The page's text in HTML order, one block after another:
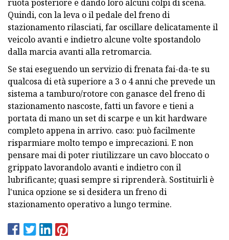
ruota posteriore e dando loro alcuni colpi di scena.
Quindi, con la leva o il pedale del freno di
stazionamento rilasciati, far oscillare delicatamente il
veicolo avanti e indietro alcune volte spostandolo
dalla marcia avanti alla retromarcia.
Se stai eseguendo un servizio di frenata fai-da-te su
qualcosa di età superiore a 3 o 4 anni che prevede un
sistema a tamburo/rotore con ganasce del freno di
stazionamento nascoste, fatti un favore e tieni a
portata di mano un set di scarpe e un kit hardware
completo appena in arrivo. caso: può facilmente
risparmiare molto tempo e imprecazioni. E non
pensare mai di poter riutilizzare un cavo bloccato o
grippato lavorandolo avanti e indietro con il
lubrificante; quasi sempre si riprenderà. Sostituirli è
l'unica opzione se si desidera un freno di
stazionamento operativo a lungo termine.